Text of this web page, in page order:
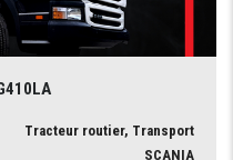
Tracteur routier, Transport
SCANIA